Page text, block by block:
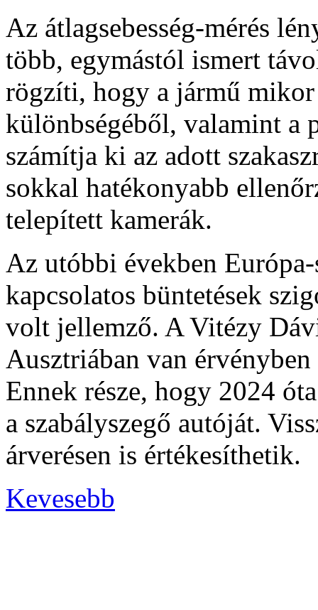
Az átlagsebesség-mérés
több, egymástól ismert
rögzíti, hogy a jármű
különbségéből, valamint a
számítja ki az adott
sokkal hatékonyabb
telepített kamerák.
Az utóbbi években
kapcsolatos büntetések
volt jellemző. A Vitézy
Ausztriában van
Ennek része, hogy 2024
a szabályszegő autóját.
árverésen is értékesíthetik.
Kevesebb